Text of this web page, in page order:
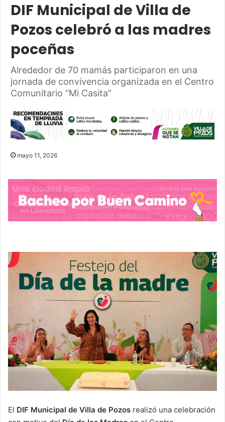
DIF Municipal de Villa de
Pozos celebró a las madres
poceñas
Alrededor de 70 mamás participaron en una
jornada de convivencia organizada en el Centro
Comunitario “Mi Casita”
mayo 11, 2026
El DIF Municipal de Villa de Pozos realizó una celebración